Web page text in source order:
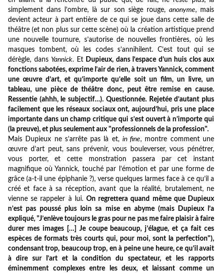
simplement dans l’ombre, là sur son siège rouge, anonyme, mais
devient acteur à part entière de ce qui se joue dans cette salle de
théâtre (et non plus sur cette scène) où la création artistique prend
une nouvelle tournure, s’autorise de nouvelles frontières, où les
masques tombent, où les codes s’annihilent. C’est tout qui se
dérègle, dans Yannick. Et Dupieux, dans l’espace d’un huis clos aux
fonctions sabotées,exprime l’air de rien, à travers Yannick, comment
une œuvre d’art, et qu’importe qu’elle soit un film, un livre, un
tableau, une pièce de théâtre donc, peut être remise en cause.
Ressentie (ahhh, le subjectif…). Questionnée. Rejetée d’autant plus
facilement que les réseaux sociaux ont, aujourd’hui, pris une place
importante dans un champ critique qui s’est ouvert à n’importe qui
(la preuve), et plus seulement aux "professionnels de la profession".
Mais Dupieux ne s’arrête pas là et, in fine, montre comment une
œuvre d’art peut, sans prévenir, vous bouleverser, vous pénétrer,
vous porter, et cette monstration passera par cet instant
magnifique où Yannick, touché par l’émotion et par une forme de
grâce (a-t-il une épiphanie ?), verse quelques larmes face à ce qu’il a
créé et face à sa réception, avant que la réalité, brutalement, ne
vienne se rappeler à lui. On regrettera quand même que Dupieux
n’est pas poussé plus loin sa mise en abyme (mais Dupieux l’a
expliqué, "J’enlève toujours le gras pour ne pas me faire plaisir à faire
durer mes images […] Je coupe beaucoup, j’élague, et ça fait ces
espèces de formats très courts qui, pour moi, sont la perfection"),
condensant trop, beaucoup trop, en à peine une heure, ce qu’il avait
à dire sur l’art et la condition du spectateur, et les rapports
éminemment complexes entre les deux, et laissant comme un